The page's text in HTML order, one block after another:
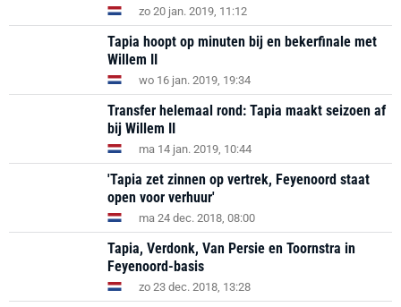
zo 20 jan. 2019, 11:12
Tapia hoopt op minuten bij en bekerfinale met
Willem II
wo 16 jan. 2019, 19:34
Transfer helemaal rond: Tapia maakt seizoen af
bij Willem II
ma 14 jan. 2019, 10:44
'Tapia zet zinnen op vertrek, Feyenoord staat
open voor verhuur'
ma 24 dec. 2018, 08:00
Tapia, Verdonk, Van Persie en Toornstra in
Feyenoord-basis
zo 23 dec. 2018, 13:28